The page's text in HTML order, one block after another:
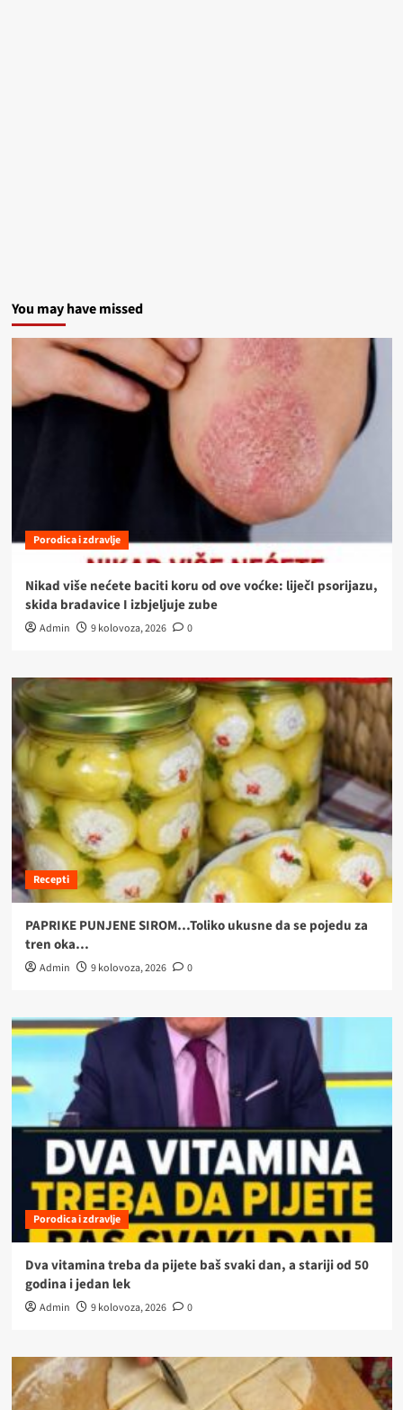
You may have missed
Porodica i zdravlje
Nikad više nećete baciti koru od ove voćke: liječI psorijazu,
skida bradavice I izbjeljuje zube
Admin 9 kolovoza, 2026 0
Recepti
PAPRIKE PUNJENE SIROM…Toliko ukusne da se pojedu za
tren oka…
Admin 9 kolovoza, 2026 0
Porodica i zdravlje
Dva vitamina treba da pijete baš svaki dan, a stariji od 50
godina i jedan lek
Admin 9 kolovoza, 2026 0